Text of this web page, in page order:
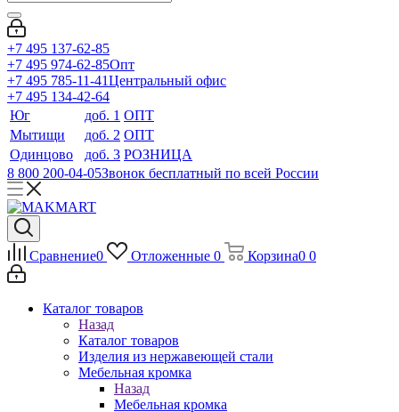
+7 495 137-62-85
+7 495 974-62-85Опт
+7 495 785-11-41Центральный офис
+7 495 134-42-64
Юг
доб. 1 ОПТ
Мытищи
доб. 2 ОПТ
Одинцово
доб. 3 РОЗНИЦА
8 800 200-04-05Звонок бесплатный по всей России
Сравнение0 Отложенные 0 Корзина0 0
Каталог товаров
Назад
Каталог товаров
Изделия из нержавеющей стали
Мебельная кромка
Назад
Мебельная кромка